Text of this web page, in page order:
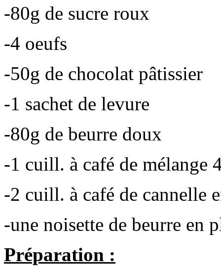
-80g de sucre roux
-4 oeufs
-50g de chocolat pâtissier
-1 sachet de levure
-80g de beurre doux
-1 cuill. à café de mélange
-2 cuill. à café de cannelle
-une noisette de beurre en
Préparation :